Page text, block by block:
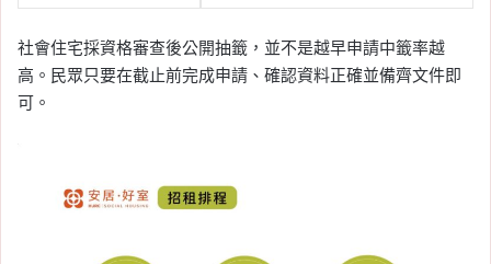
社會住宅採資格審查後公開抽籤，並不是越早申請中籤率越
高。民眾只要在截止前完成申請、確認資料正確並備齊文件即
可。